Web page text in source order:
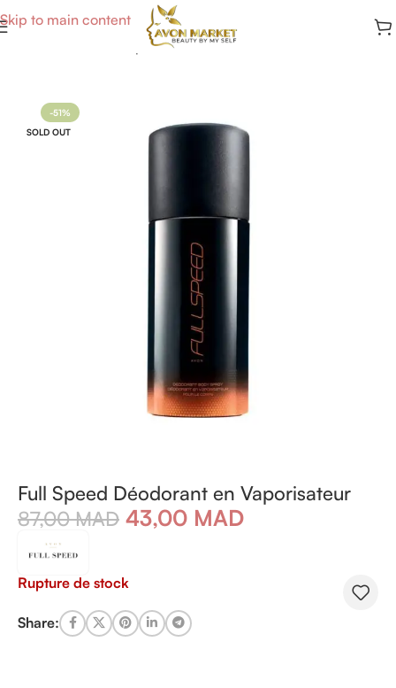
Skip to main content
/Déodorants
-51%
SOLD OUT
Full Speed Déodorant en Vaporisateur
87,00MAD 43,00 MAD
Rupture de stock
Share: